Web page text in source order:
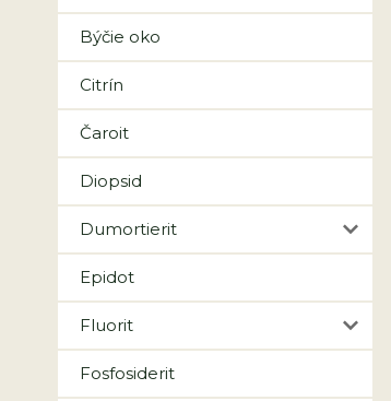
Býčie oko
Citrín
Čaroit
Diopsid
Dumortierit
Epidot
Fluorit
Fosfosiderit